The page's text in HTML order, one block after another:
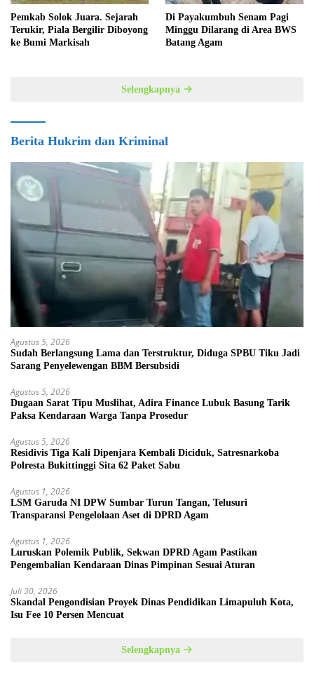
Pemkab Solok Juara. Sejarah
Terukir, Piala Bergilir Diboyong
ke Bumi Markisah
Di Payakumbuh Senam Pagi
Minggu Dilarang di Area BWS
Batang Agam
Selengkapnya
Berita Hukrim dan Kriminal
Agustus 5, 2026
Sudah Berlangsung Lama dan Terstruktur, Diduga SPBU Tiku Jadi
Sarang Penyelewengan BBM Bersubsidi
Agustus 5, 2026
Dugaan Sarat Tipu Muslihat, Adira Finance Lubuk Basung Tarik
Paksa Kendaraan Warga Tanpa Prosedur
Agustus 5, 2026
Residivis Tiga Kali Dipenjara Kembali Diciduk, Satresnarkoba
Polresta Bukittinggi Sita 62 Paket Sabu
Agustus 1, 2026
LSM Garuda NI DPW Sumbar Turun Tangan, Telusuri
Transparansi Pengelolaan Aset di DPRD Agam
Agustus 1, 2026
Luruskan Polemik Publik, Sekwan DPRD Agam Pastikan
Pengembalian Kendaraan Dinas Pimpinan Sesuai Aturan
Juli 30, 2026
Skandal Pengondisian Proyek Dinas Pendidikan Limapuluh Kota,
Isu Fee 10 Persen Mencuat
Selengkapnya